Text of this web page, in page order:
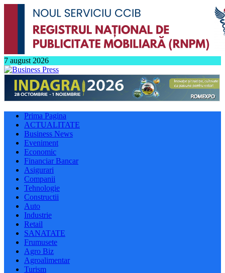
7 august 2026
Prima Pagina
ACTUALITATE
Business News
Eveniment
Economic
Financiar Bancar
Asigurari
Companii
Tehnologie
Constructii
Auto
Industrie
Retail
SANATATE
Frumusete
Agro Biz
Agroalimentar
Turism